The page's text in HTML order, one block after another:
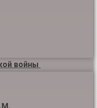
войны